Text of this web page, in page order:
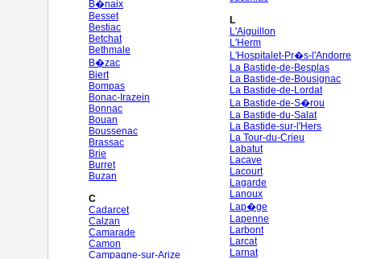
B�naix
Besset
Bestiac
Betchat
Bethmale
B�zac
Biert
Bompas
Bonac-Irazein
Bonnac
Bouan
Boussenac
Brassac
Brie
Burret
Buzan
C
Cadarcet
Calzan
Camarade
Camon
Campagne-sur-Arize
L
L'Aiguillon
L'Herm
L'Hospitalet-Pr�s-l'Andorre
La Bastide-de-Besplas
La Bastide-de-Bousignac
La Bastide-de-Lordat
La Bastide-de-S�rou
La Bastide-du-Salat
La Bastide-sur-l'Hers
La Tour-du-Crieu
Labatut
Lacave
Lacourt
Lagarde
Lanoux
Lap�ge
Lapenne
Larbont
Larcat
Larnat